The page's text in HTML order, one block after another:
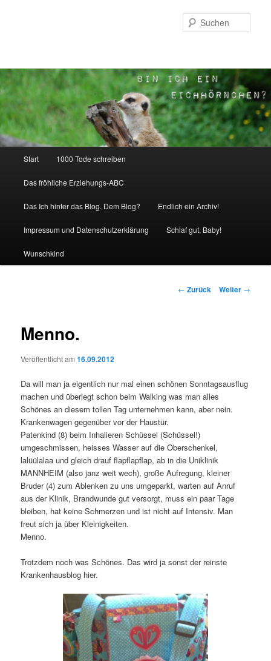
Start 1000 Tode schreiben
Das fröhliche Erziehungs-ABC
Das Ich hinter das Blog. Dem Blog? Endlich ein Archiv!
Impressum und Datenschutzerklärung Schlaf gut, Baby!
Wunschkind
Beitrags-
← Zurück Weiter →
Menno.
Veröffentlicht am16.09.2012
Da will man ja eigentlich nur mal einen schönen Sonntagsausflug
machen und überlegt schon beim Walking was man alles
Schönes an diesem tollen Tag unternehmen kann, aber nein.
Krankenwagen gegenüber vor der Haustür.
Patenkind (8) beim Inhalieren Schüssel (Schüssel!)
umgeschmissen, heisses Wasser auf die Oberschenkel,
lalüülalaa und gleich drauf flapflapflap, ab in die Uniklinik
MANNHEIM (also janz weit wech), große Aufregung, kleiner
Bruder (4) zum Ablenken zu uns umgeparkt, warten auf Anruf
aus der Klinik, Brandwunde gut versorgt, muss ein paar Tage
bleiben, hat keine Schmerzen und ist nicht auf Intensiv. Man
freut sich ja über Kleinigkeiten.
Menno.
Trotzdem noch was Schönes. Das wird ja sonst der reinste
Krankenhausblog hier.